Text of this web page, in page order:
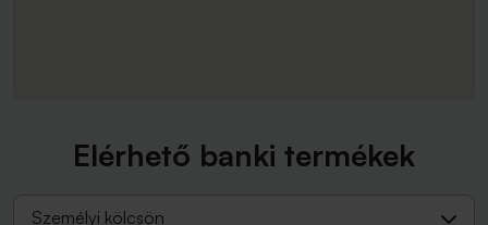
Elérhető banki termékek
Személyi kölcsön